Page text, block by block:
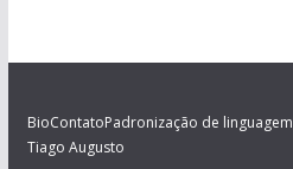
BioContatoPadronização de linguagem
Tiago Augusto